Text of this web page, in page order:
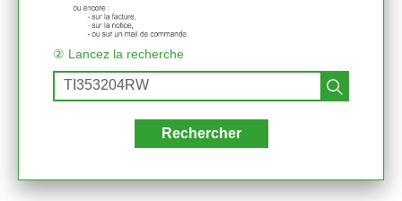
② Lancez la recherche
Rechercher